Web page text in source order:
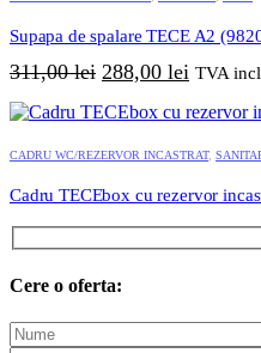
Supapa de spalare TECE A2
311,00lei Prețul
a
fost:
288,00 lei Prețul
este:
288,00
TVA
CADRU WC/REZERVOR INCASTRAT,
Cadru TECEbox cu rezervor
Cere o oferta: